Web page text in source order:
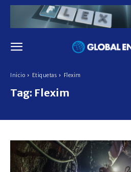
Inicio Etiquetas Flexim
Tag: Flexim